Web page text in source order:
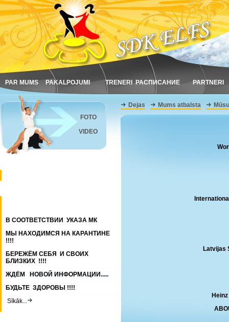
PAR MUMS PAKALPOJUMI TRENERI РАСПИСАНИЕ PARTNERI
FOTO
VIDEO
В СООТВЕТСТВИИ УКАЗА МК
МЫ НАХОДИМСЯ НА КАРАНТИНЕ
!!!!
БЕРЕЖЁМ СЕБЯ И СВОИХ
БЛИЗКИХ !!!!
ЖДЁМ НОВОЙ ИНФОРМАЦИИ.....
БУДЬТЕ ЗДОРОВЫ !!!!
Sīkāk...
Dejas Mums atbalsta
Latvijas